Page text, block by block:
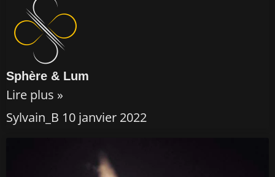
Sphère & Lum
Lire plus »
Sylvain_B 10 janvier 2022